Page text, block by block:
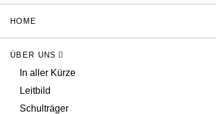
HOME
ÜBER UNS
In aller Kürze
Leitbild
Schulträger